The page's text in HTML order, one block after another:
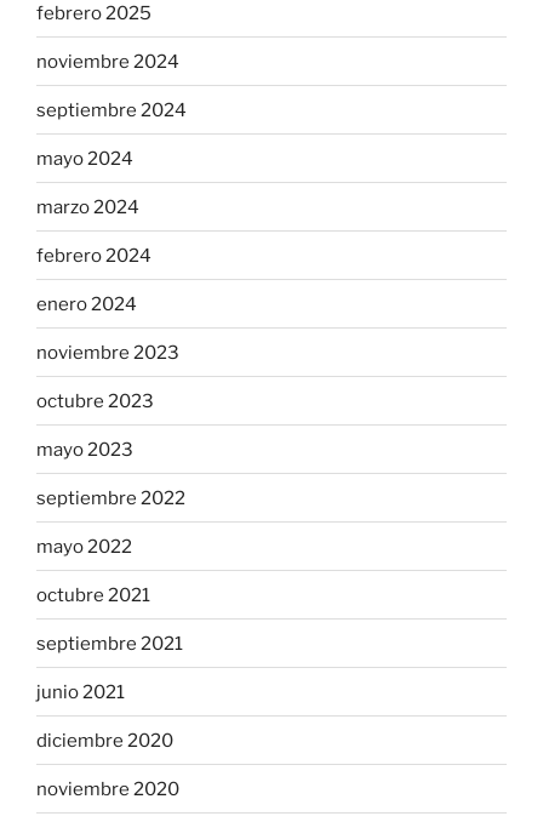
febrero 2025
noviembre 2024
septiembre 2024
mayo 2024
marzo 2024
febrero 2024
enero 2024
noviembre 2023
octubre 2023
mayo 2023
septiembre 2022
mayo 2022
octubre 2021
septiembre 2021
junio 2021
diciembre 2020
noviembre 2020